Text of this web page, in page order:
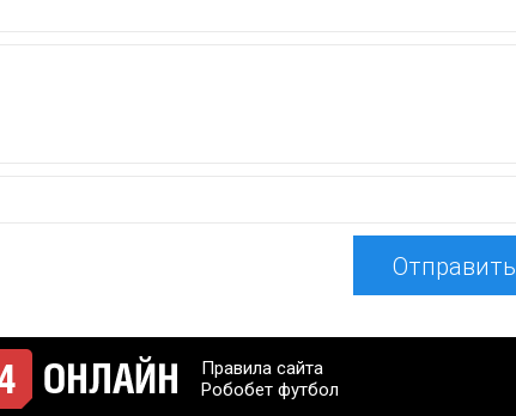
Отправить
Правила сайта
Робобет футбол